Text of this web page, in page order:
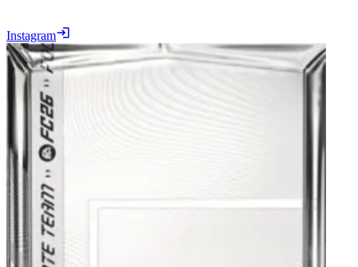
Instagram